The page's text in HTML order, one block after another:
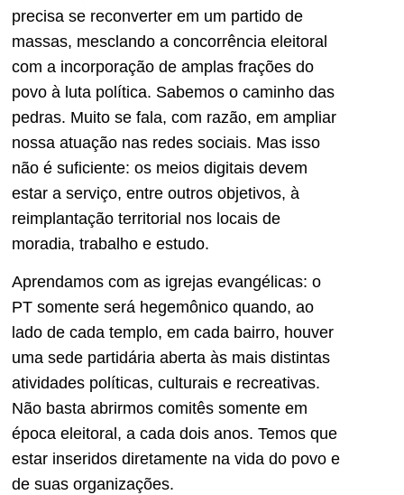
precisa se reconverter em um partido de
massas, mesclando a concorrência eleitoral
com a incorporação de amplas frações do
povo à luta política. Sabemos o caminho das
pedras. Muito se fala, com razão, em ampliar
nossa atuação nas redes sociais. Mas isso
não é suficiente: os meios digitais devem
estar a serviço, entre outros objetivos, à
reimplantação territorial nos locais de
moradia, trabalho e estudo.
Aprendamos com as igrejas evangélicas: o
PT somente será hegemônico quando, ao
lado de cada templo, em cada bairro, houver
uma sede partidária aberta às mais distintas
atividades políticas, culturais e recreativas.
Não basta abrirmos comitês somente em
época eleitoral, a cada dois anos. Temos que
estar inseridos diretamente na vida do povo e
de suas organizações.